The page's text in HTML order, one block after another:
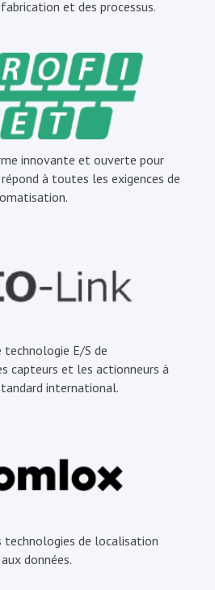
et des processus.
innovante et ouverte pour
à toutes les exigences de
E/S de
capteurs et les actionneurs à
international.
de localisation
données.